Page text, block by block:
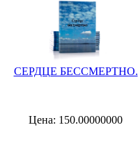
СЕРДЦЕ БЕССМЕРТНО.
Цена: 150.00000000